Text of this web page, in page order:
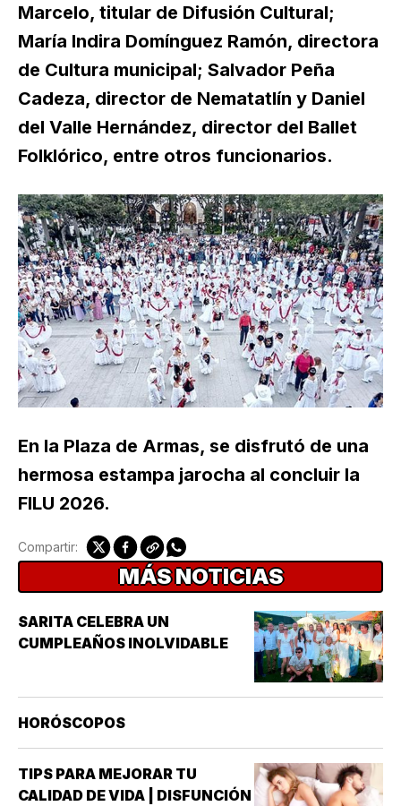
Marcelo, titular de Difusión Cultural;
María Indira Domínguez Ramón, directora
de Cultura municipal; Salvador Peña
Cadeza, director de Nematatlín y Daniel
del Valle Hernández, director del Ballet
Folklórico, entre otros funcionarios.
En la Plaza de Armas, se disfrutó de una
hermosa estampa jarocha al concluir la
FILU 2026.
Compartir:
MÁS NOTICIAS
SARITA CELEBRA UN
CUMPLEAÑOS INOLVIDABLE
HORÓSCOPOS
TIPS PARA MEJORAR TU
CALIDAD DE VIDA | DISFUNCIÓN